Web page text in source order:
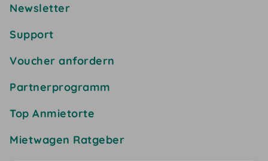
Newsletter
Support
Voucher anfordern
Partnerprogramm
Top Anmietorte
Mietwagen Ratgeber